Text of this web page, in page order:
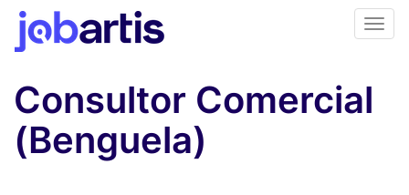
Consultor Comercial
(Benguela)